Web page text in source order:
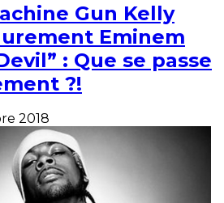
Gun Kelly
Eminem
: Que se passe
?!
2018